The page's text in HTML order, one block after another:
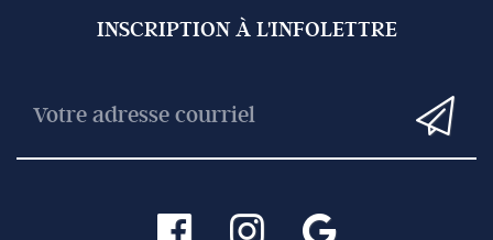
INSCRIPTION À L'INFOLETTRE